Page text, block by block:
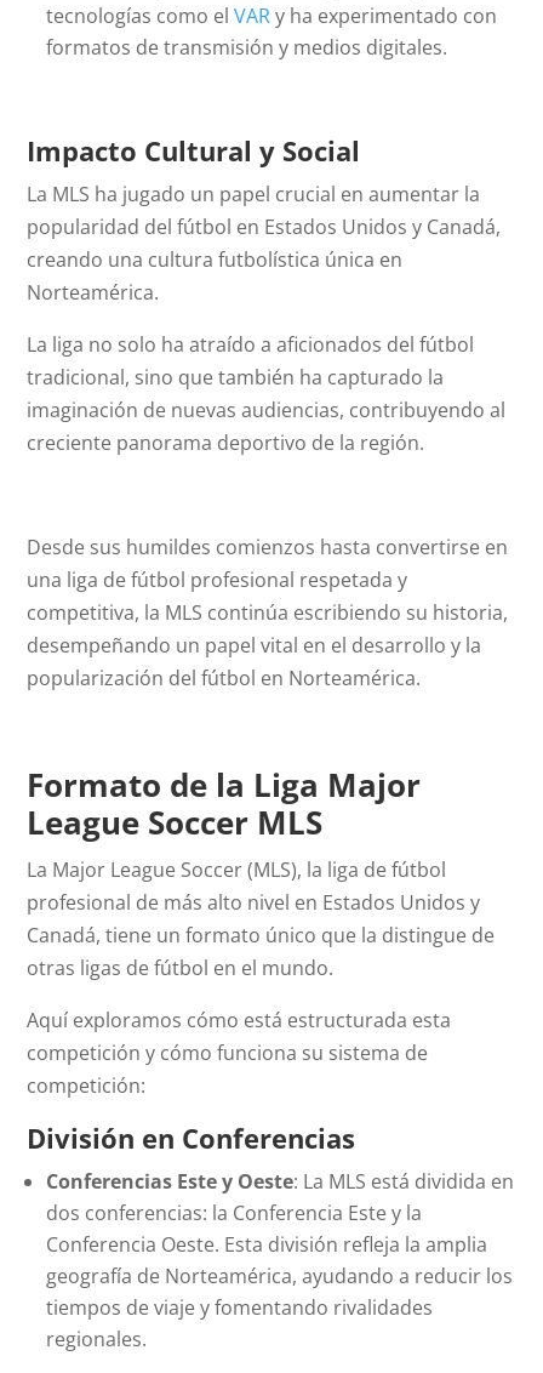
tecnologías como elVARy ha experimentado con
formatos de transmisión y medios digitales.
Impacto Cultural y Social
La MLS ha jugado un papel crucial en aumentar la
popularidad del fútbol en Estados Unidos y Canadá,
creando una cultura futbolística única en
Norteamérica.
La liga no solo ha atraído a aficionados del fútbol
tradicional, sino que también ha capturado la
imaginación de nuevas audiencias, contribuyendo al
creciente panorama deportivo de la región.
Desde sus humildes comienzos hasta convertirse en
una liga de fútbol profesional respetada y
competitiva, la MLS continúa escribiendo su historia,
desempeñando un papel vital en el desarrollo y la
popularización del fútbol en Norteamérica.
Formato de la Liga Major
League Soccer MLS
La Major League Soccer (MLS), la liga de fútbol
profesional de más alto nivel en Estados Unidos y
Canadá, tiene un formato único que la distingue de
otras ligas de fútbol en el mundo.
Aquí exploramos cómo está estructurada esta
competición y cómo funciona su sistema de
competición:
División en Conferencias
Conferencias Este y Oeste: La MLS está dividida en
dos conferencias: la Conferencia Este y la
Conferencia Oeste. Esta división refleja la amplia
geografía de Norteamérica, ayudando a reducir los
tiempos de viaje y fomentando rivalidades
regionales.